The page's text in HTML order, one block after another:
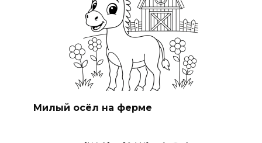
Милый осёл на ферме